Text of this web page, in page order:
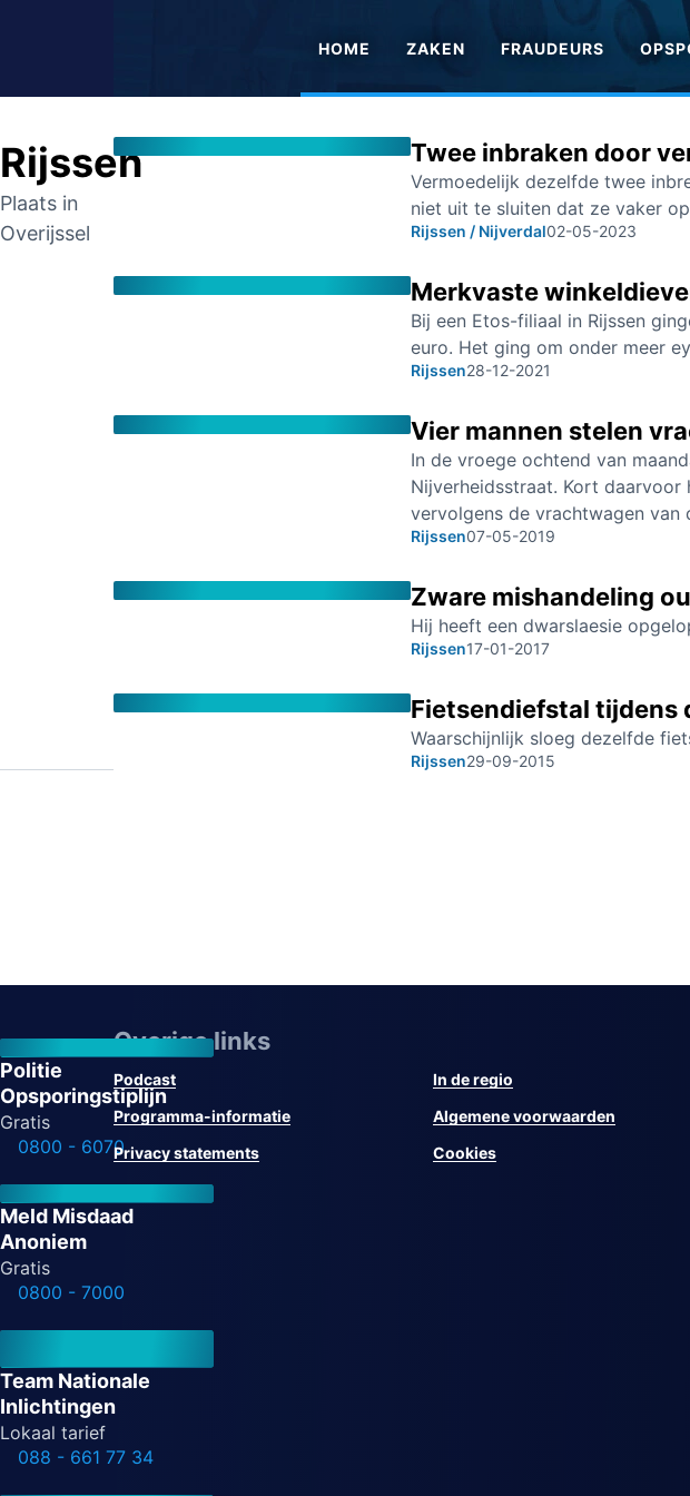
HOME ZAKEN FRAUDEURS
Rijssen
Plaats in
Overijssel
Twee inbraken door
Vermoedelijk dezelfde twee
niet uit te sluiten dat ze vaker
Rijssen / Nijverdal02-05-2023
Merkvaste
Bij een Etos-filiaal in Rijssen
euro. Het ging om onder meer
Rijssen28-12-2021
Vier mannen stelen
In de vroege ochtend van
Nijverheidsstraat. Kort daarvoor
vervolgens de vrachtwagen
Rijssen07-05-2019
Zware mishandeling
Hij heeft een dwarslaesie
Rijssen17-01-2017
Fietsendiefstal tijdens
Waarschijnlijk sloeg dezelfde
Rijssen29-09-2015
Politie
Opsporingstiplijn
Gratis
0800 - 6070
Meld Misdaad
Anoniem
Gratis
0800 - 7000
Team Nationale
Inlichtingen
Lokaal tarief
088 - 661 77 34
Overige links
Podcast
In de regio
Programma-informatie
Algemene voorwaarden
Privacy statements
Cookies